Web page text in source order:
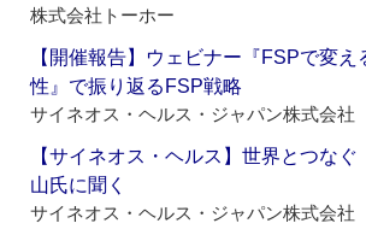
株式会社トーホー
【開催報告】ウェビナー『FSPで変
性』で振り返るFSP戦略
サイネオス・ヘルス・ジャパン株式会社
【サイネオス・ヘルス】世界とつな
山氏に聞く
サイネオス・ヘルス・ジャパン株式会社